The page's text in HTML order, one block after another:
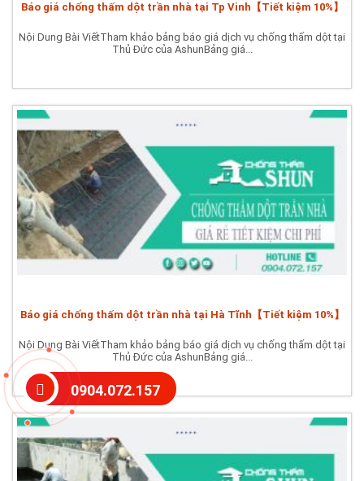
Báo giá chống thấm dột trần nhà tại Tp Vinh【Tiết kiệm 10%】
Nội Dung Bài ViếtTham khảo bảng báo giá dịch vụ chống thấm dột tại
Thủ Đức của AshunBảng giá...
Báo giá chống thấm dột trần nhà tại Hà Tĩnh【Tiết kiệm 10%】
Nội Dung Bài ViếtTham khảo bảng báo giá dịch vụ chống thấm dột tại
Thủ Đức của AshunBảng giá...
0904.072.157